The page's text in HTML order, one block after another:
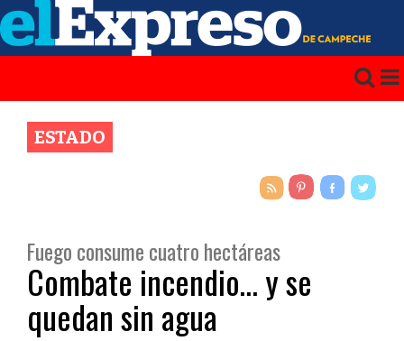
ESTADO
Fuego consume cuatro hectáreas
Combate incendio… y se
quedan sin agua